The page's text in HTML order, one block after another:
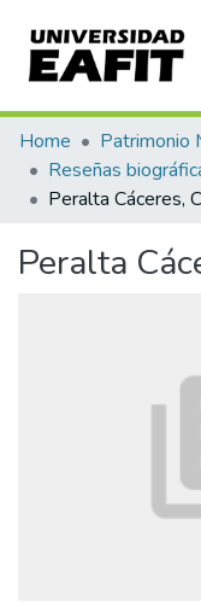
Communities &
All of DSpace
Home
Patrimonio
Peralta Cáceres,
Peralta